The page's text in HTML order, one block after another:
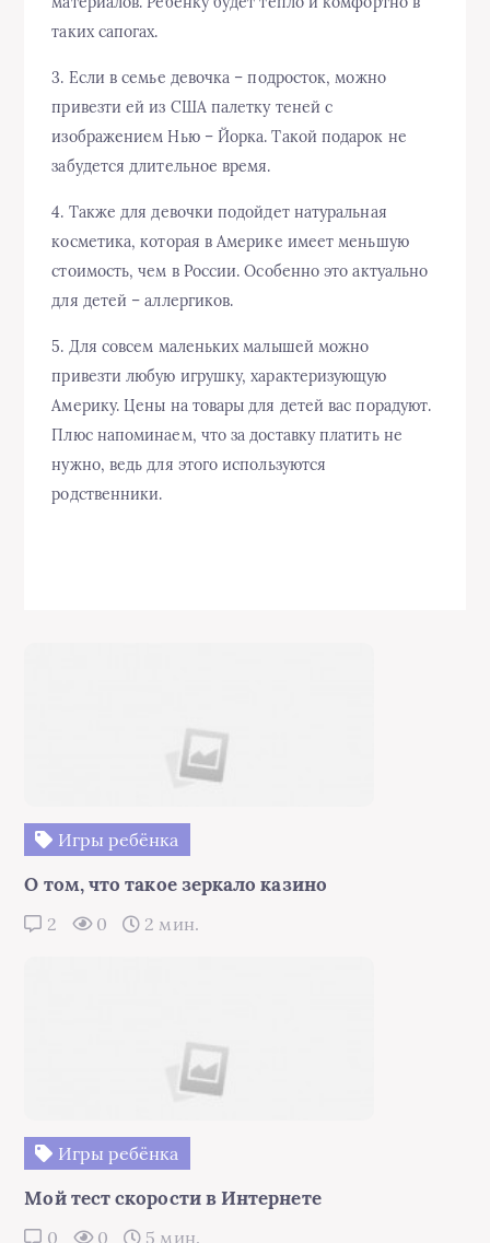
таких сапогах.
3. Если в семье девочка – подросток, можно
привезти ей из США палетку теней с
изображением Нью – Йорка. Такой подарок не
забудется длительное время.
4. Также для девочки подойдет натуральная
косметика, которая в Америке имеет меньшую
стоимость, чем в России. Особенно это актуально
для детей – аллергиков.
5. Для совсем маленьких малышей можно
привезти любую игрушку, характеризующую
Америку. Цены на товары для детей вас порадуют.
Плюс напоминаем, что за доставку платить не
нужно, ведь для этого используются
родственники.
Игры ребёнка
О том, что такое зеркало казино
2 0 2 мин.
Игры ребёнка
Мой тест скорости в Интернете
0 0 5 мин.